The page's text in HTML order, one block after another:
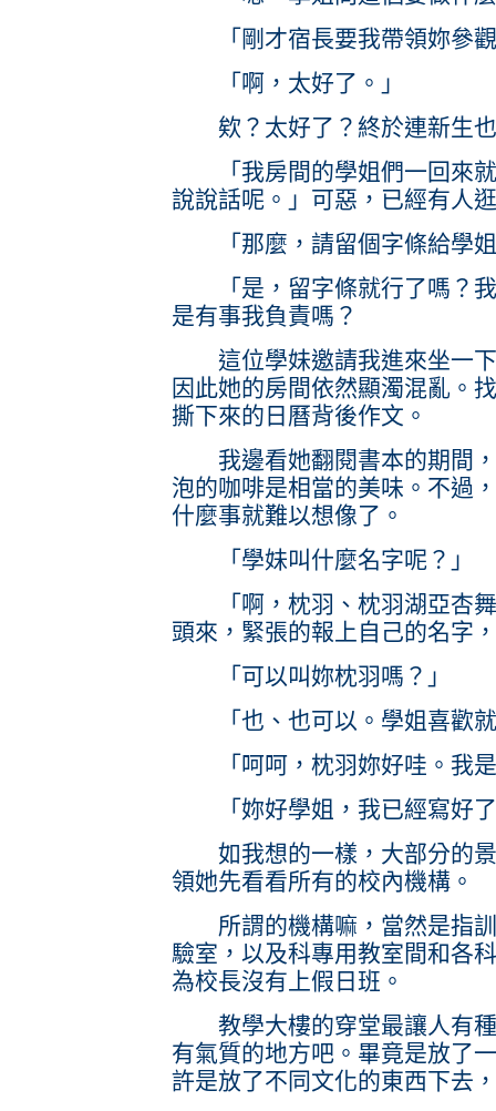
「剛才宿長要我帶領妳參觀
「啊，太好了。」
欸？太好了？終於連新生也
「我房間的學姐們一回來就
說說話呢。」可惡，已經有人
「那麼，請留個字條給學姐
「是，留字條就行了嗎？我
是有事我負責嗎？
這位學妹邀請我進來坐一下
因此她的房間依然顯濁混亂。
撕下來的日曆背後作文。
我邊看她翻閱書本的期間，
泡的咖啡是相當的美味。不過
什麼事就難以想像了。
「學妹叫什麼名字呢？」
「啊，枕羽、枕羽湖亞杏舞
頭來，緊張的報上自己的名字
「可以叫妳枕羽嗎？」
「也、也可以。學姐喜歡
「呵呵，枕羽妳好哇。我是
「妳好學姐，我已經寫好了
如我想的一樣，大部分的景
領她先看看所有的校內機構。
所謂的機構嘛，當然是指訓
驗室，以及科專用教室間和各
為校長沒有上假日班。
教學大樓的穿堂最讓人有種
有氣質的地方吧。畢竟是放了
許是放了不同文化的東西下去